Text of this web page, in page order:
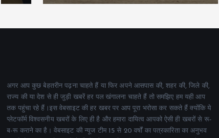
अगर आप कुछ बेहतरीन पढ़ना चाहते हैं या फिर अपने आसपास की, शहर की, जिले की,
राज्य की या देश से ही जुड़ी खबरें हर पल खंगालना चाहते हैं तो समझिए हम यही आप
तक पहुंचा रहे हैं।इस वेबसाइट की हर खबर पर आप पूरा भरोसा कर सकते हैं क्योंकि ये
प्लेटफॉर्म विश्वसनीय खबरों के लिए ही है और हमारा दायित्व आपको ऐसी ही खबरों से रू-
ब-रू कराने का है। वेबसाइट की न्यूज टीम 15 से 20 वर्षों का पत्रकारिता का अनुभव